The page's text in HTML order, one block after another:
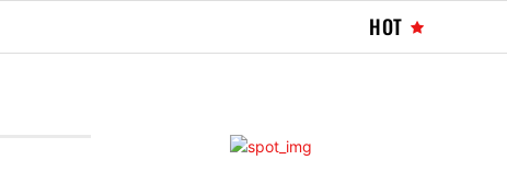
HOT